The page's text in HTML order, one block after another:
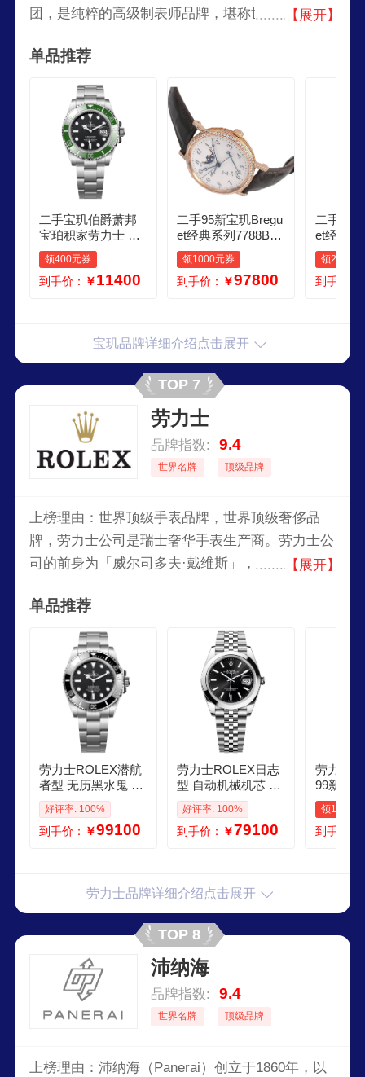
团，是纯粹的高级制表师品牌，堪称世界顶级钟表
艺与尖端科技的著名制表企业。
【展开】
单品推荐
二手宝玑伯爵萧邦
宝珀积家劳力士 精
钢皮带自动机械 石
英男表女表 聚合 萧
邦
领400元券
到手价： ￥11400
二手95新宝玑Bregu
et经典系列7788BR
玫瑰金原镶钻珐琅
盘男士商务休闲正
装自动机械腕表
领1000元券
到手价： ￥97800
二手95
et经典复
动机械 男表 5207B
A129V6
机械
领2000元
到手价：
宝玑品牌详细介绍点击展开
TOP 7
劳力士
品牌指数: 9.4
世界名牌 顶级品牌
上榜理由：世界顶级手表品牌，世界顶级奢侈品
牌，劳力士公司是瑞士奢华手表生产商。劳力士公
司的前身为「威尔司多夫·戴维斯」，1905年由德
在英国伦敦合伙创立。1908年，公司正式注册「劳
力士」作为其手表的品牌名，并于1915年将公司名
改为「劳力士手表有限公司」。
【展开】
单品推荐
劳力士ROLEX潜航
者型 无历黑水鬼 自
动机械机芯 蚝式钢
41mm 男表 瑞表 黑
色
好评率: 100%
到手价： ￥99100
劳力士ROLEX日志
型 自动机械机芯 蚝
式钢 100米防水 41
mm 男表 瑞表 黑色
好评率: 100%
到手价： ￥79100
劳力士
99新劳
志型系
金 后改
自动机
领1000元
到手价：
劳力士品牌详细介绍点击展开
TOP 8
沛纳海
品牌指数: 9.4
世界名牌 顶级品牌
上榜理由：沛纳海（Panerai）创立于1860年，以